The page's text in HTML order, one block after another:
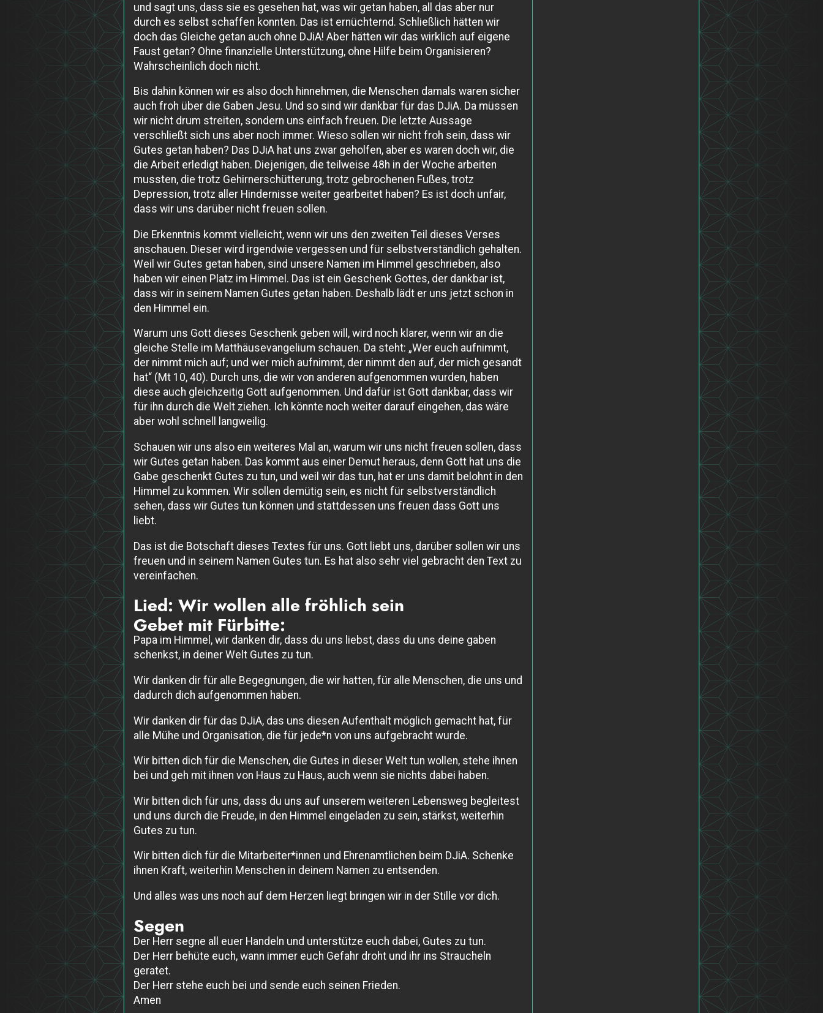
und sagt uns, dass sie es gesehen hat, was wir getan haben, all das aber nur
durch es selbst schaffen konnten. Das ist ernüchternd. Schließlich hätten wir
doch das Gleiche getan auch ohne DJiA! Aber hätten wir das wirklich auf eigene
Faust getan? Ohne finanzielle Unterstützung, ohne Hilfe beim Organisieren?
Wahrscheinlich doch nicht.
Bis dahin können wir es also doch hinnehmen, die Menschen damals waren sicher
auch froh über die Gaben Jesu. Und so sind wir dankbar für das DJiA. Da müssen
wir nicht drum streiten, sondern uns einfach freuen. Die letzte Aussage
verschließt sich uns aber noch immer. Wieso sollen wir nicht froh sein, dass wir
Gutes getan haben? Das DJiA hat uns zwar geholfen, aber es waren doch wir, die
die Arbeit erledigt haben. Diejenigen, die teilweise 48h in der Woche arbeiten
mussten, die trotz Gehirnerschütterung, trotz gebrochenen Fußes, trotz
Depression, trotz aller Hindernisse weiter gearbeitet haben? Es ist doch unfair,
dass wir uns darüber nicht freuen sollen.
Die Erkenntnis kommt vielleicht, wenn wir uns den zweiten Teil dieses Verses
anschauen. Dieser wird irgendwie vergessen und für selbstverständlich gehalten.
Weil wir Gutes getan haben, sind unsere Namen im Himmel geschrieben, also
haben wir einen Platz im Himmel. Das ist ein Geschenk Gottes, der dankbar ist,
dass wir in seinem Namen Gutes getan haben. Deshalb lädt er uns jetzt schon in
den Himmel ein.
Warum uns Gott dieses Geschenk geben will, wird noch klarer, wenn wir an die
gleiche Stelle im Matthäusevangelium schauen. Da steht: „Wer euch aufnimmt,
der nimmt mich auf; und wer mich aufnimmt, der nimmt den auf, der mich gesandt
hat“ (Mt 10, 40). Durch uns, die wir von anderen aufgenommen wurden, haben
diese auch gleichzeitig Gott aufgenommen. Und dafür ist Gott dankbar, dass wir
für ihn durch die Welt ziehen. Ich könnte noch weiter darauf eingehen, das wäre
aber wohl schnell langweilig.
Schauen wir uns also ein weiteres Mal an, warum wir uns nicht freuen sollen, dass
wir Gutes getan haben. Das kommt aus einer Demut heraus, denn Gott hat uns die
Gabe geschenkt Gutes zu tun, und weil wir das tun, hat er uns damit belohnt in den
Himmel zu kommen. Wir sollen demütig sein, es nicht für selbstverständlich
sehen, dass wir Gutes tun können und stattdessen uns freuen dass Gott uns
liebt.
Das ist die Botschaft dieses Textes für uns. Gott liebt uns, darüber sollen wir uns
freuen und in seinem Namen Gutes tun. Es hat also sehr viel gebracht den Text zu
vereinfachen.
Lied: Wir wollen alle fröhlich sein
Gebet mit Fürbitte:
Papa im Himmel, wir danken dir, dass du uns liebst, dass du uns deine gaben
schenkst, in deiner Welt Gutes zu tun.
Wir danken dir für alle Begegnungen, die wir hatten, für alle Menschen, die uns und
dadurch dich aufgenommen haben.
Wir danken dir für das DJiA, das uns diesen Aufenthalt möglich gemacht hat, für
alle Mühe und Organisation, die für jede*n von uns aufgebracht wurde.
Wir bitten dich für die Menschen, die Gutes in dieser Welt tun wollen, stehe ihnen
bei und geh mit ihnen von Haus zu Haus, auch wenn sie nichts dabei haben.
Wir bitten dich für uns, dass du uns auf unserem weiteren Lebensweg begleitest
und uns durch die Freude, in den Himmel eingeladen zu sein, stärkst, weiterhin
Gutes zu tun.
Wir bitten dich für die Mitarbeiter*innen und Ehrenamtlichen beim DJiA. Schenke
ihnen Kraft, weiterhin Menschen in deinem Namen zu entsenden.
Und alles was uns noch auf dem Herzen liegt bringen wir in der Stille vor dich.
Segen
Der Herr segne all euer Handeln und unterstütze euch dabei, Gutes zu tun.
Der Herr behüte euch, wann immer euch Gefahr droht und ihr ins Straucheln
geratet.
Der Herr stehe euch bei und sende euch seinen Frieden.
Amen